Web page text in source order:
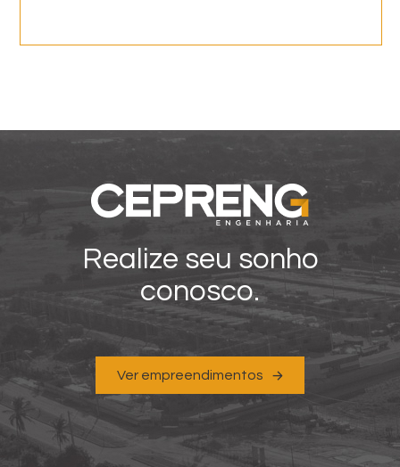
Realize seu sonho
conosco.
Ver empreendimentos